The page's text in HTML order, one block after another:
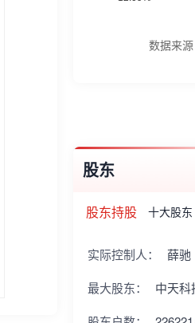
号、“中国通信学会
数据来源
股东
股东持股 十大股东
实际控制人：
薛驰
最大股东：
中天科